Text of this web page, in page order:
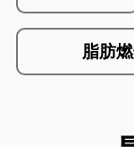
脂肪